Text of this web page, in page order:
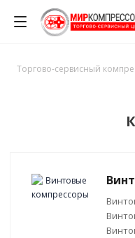
Торгово-сервисный